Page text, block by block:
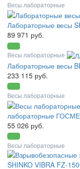
Весы лабораторные
Лабораторные весы
89 971 руб.
Весы лабораторные
Лабораторные весы
233 115 руб.
Весы лабораторные
лабораторные
55 026 руб.
Весы лабораторные